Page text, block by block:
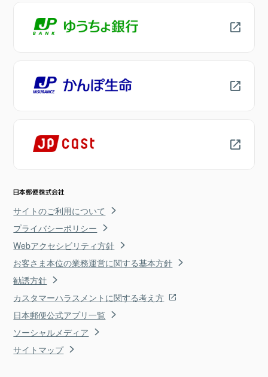
サイトのご利用について
プライバシーポリシー
Webアクセシビリティ方針
お客さま本位の業務運営に関する基本方針
勧誘方針
カスタマーハラスメントに関する考え方
日本郵便公式アプリ一覧
ソーシャルメディア
サイトマップ